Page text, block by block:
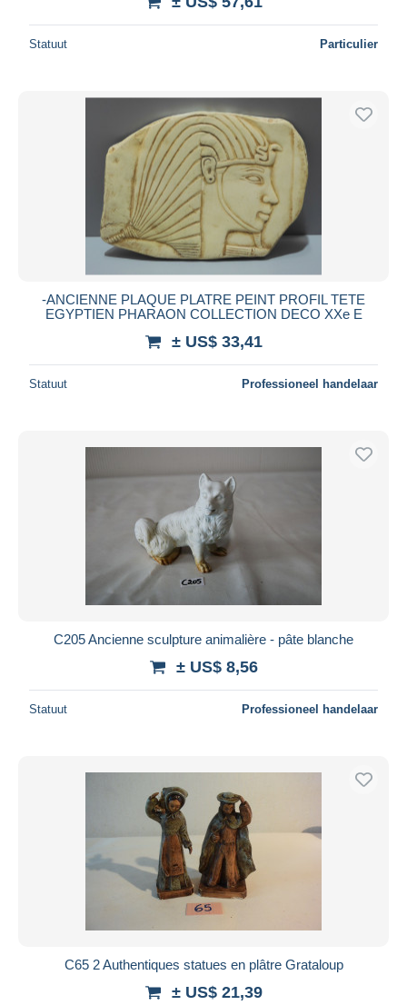
Statuut Particulier
-ANCIENNE PLAQUE PLATRE PEINT PROFIL TETE
EGYPTIEN PHARAON COLLECTION DECO XXe E
± US$ 33,41
Statuut Professioneel handelaar
C205 Ancienne sculpture animalière - pâte blanche
± US$ 8,56
Statuut Professioneel handelaar
C65 2 Authentiques statues en plâtre Grataloup
± US$ 21,39